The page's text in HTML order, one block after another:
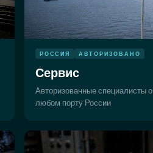
РОССИЯ АВТОРИЗОВАНО
Сервис
Авторизованные специалисты
любом порту России